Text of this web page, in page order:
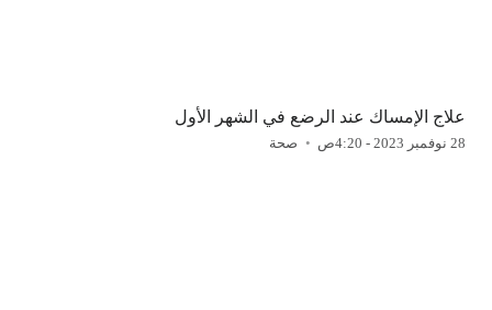
علاج الإمساك عند الرضع في الشهر الأول
28 نوفمبر 2023 - 4:20ص صحة